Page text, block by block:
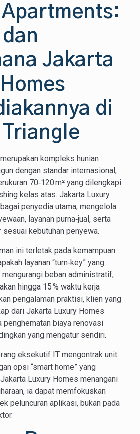
Apartments:
Jakarta
di
kompleks hunian
dengan standar internasional,
70‑120 m² yang dilengkapi
kelas atas. Jakarta Luxury
penyedia utama, mengelola
layanan purna‑jual, serta
kebutuhan penyewa.
ini terletak pada kemampuan
layanan “turn‑key” yang
beban administratif,
hingga 15 % waktu kerja
pengalaman praktisi, klien yang
dari Jakarta Luxury Homes
penghematan biaya renovasi
yang mengatur sendiri.
eksekutif IT mengontrak unit
opsi “smart home” yang
Luxury Homes menangani
ia dapat memfokuskan
peluncuran aplikasi, bukan pada